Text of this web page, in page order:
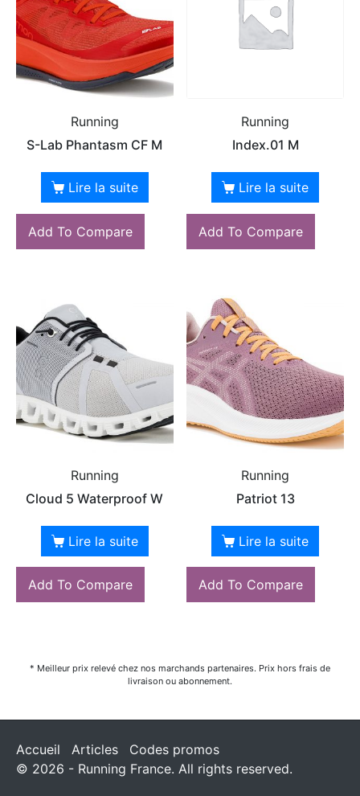
Running
S-Lab Phantasm CF M
Lire la suite
Add To Compare
Running
Index.01 M
Lire la suite
Add To Compare
Running
Cloud 5 Waterproof W
Lire la suite
Add To Compare
Running
Patriot 13
Lire la suite
Add To Compare
* Meilleur prix relevé chez nos marchands partenaires. Prix hors frais de
livraison ou abonnement.
Accueil Articles
Codes promos
© 2026 - Running France. All rights reserved.